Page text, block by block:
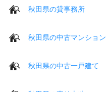
秋田県の貸事務所
秋田県の中古マンション
秋田県の中古一戸建て